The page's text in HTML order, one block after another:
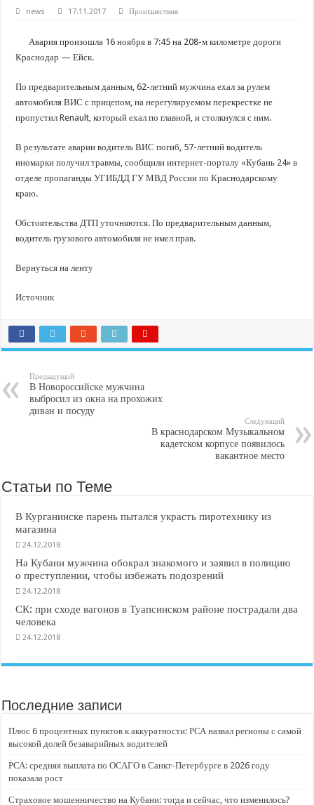
В городах и районах Кубани отметили День России
news 17.11.2017 Проиcшествия
Авария произошла 16 ноября в 7:45 на 208-м километре дороги
Краснодар — Ейск.
По предварительным данным, 62-летний мужчина ехал за рулем
автомобиля ВИС с прицепом, на нерегулируемом перекрестке не
пропустил Renault, который ехал по главной, и столкнулся с ним.
В результате аварии водитель ВИС погиб, 57-летний водитель
иномарки получил травмы, сообщили интернет-порталу «Кубань 24» в
отделе пропаганды УГИБДД ГУ МВД России по Краснодарскому
краю.
Обстоятельства ДТП уточняются. По предварительным данным,
водитель грузового автомобиля не имел прав.
Вернуться на ленту
Источник
Предыдущий
В Новороссийске мужчина
выбросил из окна на прохожих
диван и посуду
Следующий
В краснодарском Музыкальном
кадетском корпусе появилось
вакантное место
Статьи по Теме
В Курганинске парень пытался украсть пиротехнику из
магазина
24.12.2018
На Кубани мужчина обокрал знакомого и заявил в полицию
о преступлении, чтобы избежать подозрений
24.12.2018
СК: при сходе вагонов в Туапсинском районе пострадали два
человека
24.12.2018
Последние записи
Плюс 6 процентных пунктов к аккуратности: РСА назвал регионы с самой
высокой долей безаварийных водителей
РСА: средняя выплата по ОСАГО в Санкт-Петербурге в 2026 году
показала рост
Страховое мошенничество на Кубани: тогда и сейчас, что изменилось?